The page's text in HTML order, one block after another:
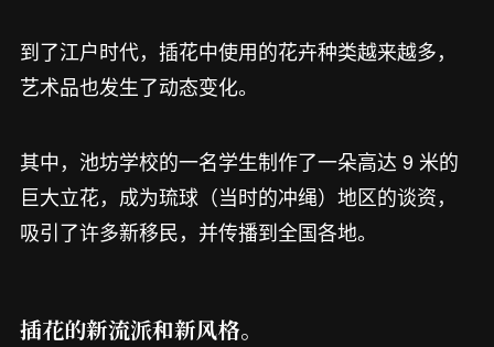
到了江户时代，插花中使用的花卉种类越来越多，
艺术品也发生了动态变化。
其中，池坊学校的一名学生制作了一朵高达 9 米的
巨大立花，成为琉球（当时的冲绳）地区的谈资，
吸引了许多新移民，并传播到全国各地。
插花的新流派和新风格。